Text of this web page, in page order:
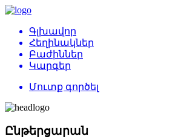
Գլխավոր
Հեղինակներ
Բաժիններ
Կարգեր
Մուտք գործել
Ընթերցարան